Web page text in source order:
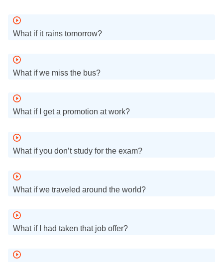
What if it rains tomorrow?
What if we miss the bus?
What if I get a promotion at work?
What if you don’t study for the exam?
What if we traveled around the world?
What if I had taken that job offer?